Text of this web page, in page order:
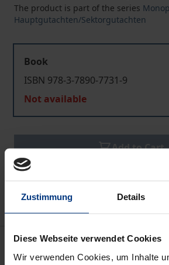
Zustimmung Details
Diese Webseite verwendet Cookies
Wir verwenden Cookies, um Inhalte
The product is part of the series
Hauptgutachten/Sektorgutachten
Book
ISBN 978-3-7890-7731-9
Not available
Add to Cart
Add to Wish List
Delivery cost notice
Description